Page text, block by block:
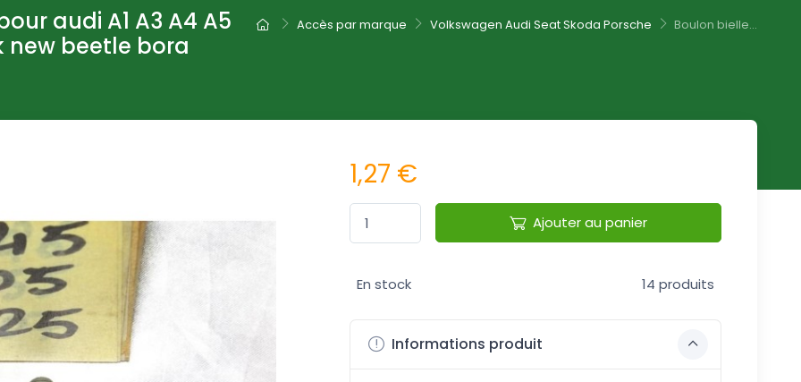
Accès par marque Volkswagen Audi Seat Skoda Porsche Boulon bielle...
audi A1 A3 A4 A5
new beetle bora
1,27 €
Ajouter au panier
En stock 14 produits
Informations produit